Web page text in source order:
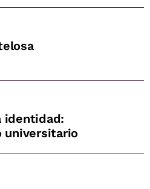
identidad:
universitario